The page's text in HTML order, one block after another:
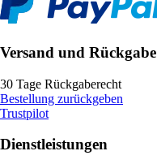
Versand und Rückgabe
30 Tage Rückgaberecht
Bestellung zurückgeben
Trustpilot
Dienstleistungen